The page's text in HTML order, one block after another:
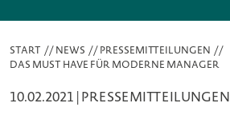
START // NEWS // PRESSEMITTEILUNGEN //
DAS MUST HAVE FÜR MODERNE MANAGER
10.02.2021 | PRESSEMITTEILUNGEN